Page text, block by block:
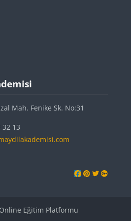
31 Ağustos
Mah. Fenike Sk. No:31
32 13
Eğitim Platformu